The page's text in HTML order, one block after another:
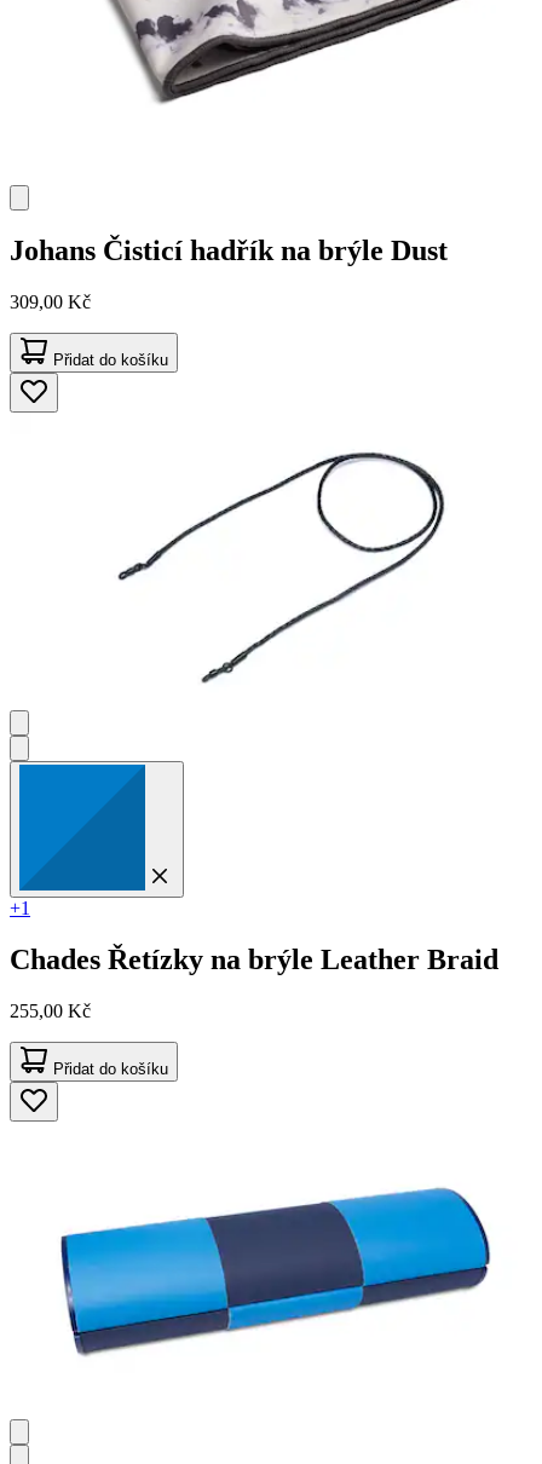
Johans Čisticí hadřík na brýle Dust
309,00 Kč
Přidat do košíku
+1
Chades Řetízky na brýle Leather Braid
255,00 Kč
Přidat do košíku